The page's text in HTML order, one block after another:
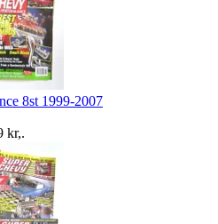
8st 1999-2007
kr,.